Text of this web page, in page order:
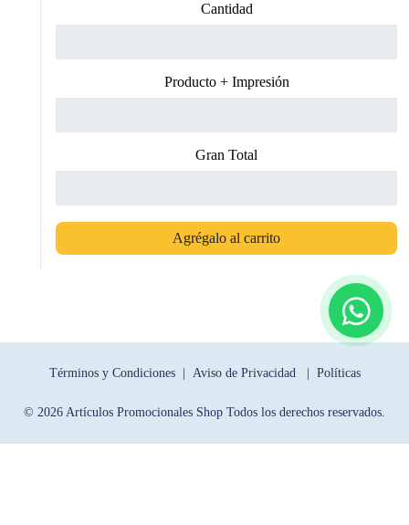
Cantidad
Producto + Impresión
Gran Total
Agrégalo al carrito
Términos y Condiciones | Aviso de Privacidad | Políticas
© 2026 Artículos Promocionales Shop Todos los derechos reservados.